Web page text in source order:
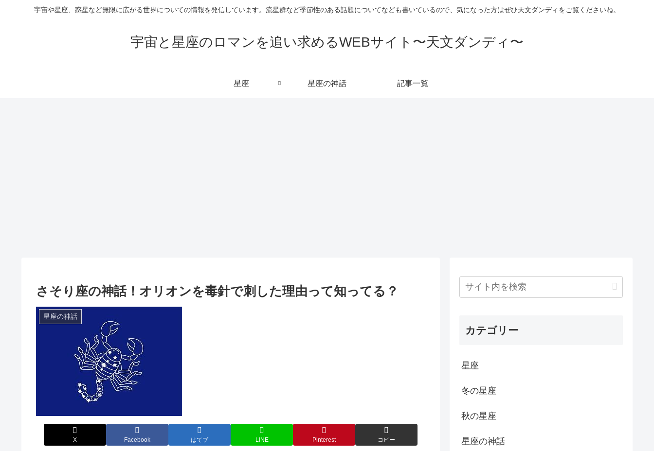
宇宙や星座、惑星など無限に広がる世界についての情報を発信しています。流星群など季節性のある話題についてなども書いているので、気になった方はぜひ天文ダンディをご覧くださいね。
宇宙と星座のロマンを追い求めるWEBサイト〜天文ダンディ〜
星座 星座の神話 記事一覧
さそり座の神話！オリオンを毒針で刺した理由って知ってる？
星座の神話
X Facebook はてブ LINE Pinterest コピー
カテゴリー
星座
冬の星座
秋の星座
星座の神話